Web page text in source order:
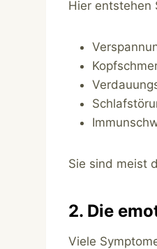
Hier entstehen
Sie sind meist
2. Die
Viele